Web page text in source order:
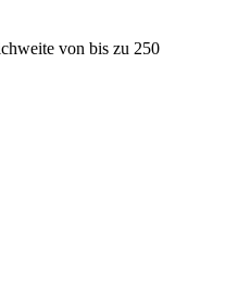
von bis zu 250